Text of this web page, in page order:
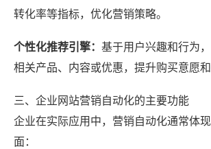
转化率等指标，优化营销策略。
个性化推荐引擎： 基于用户兴趣和行为
相关产品、内容或优惠，提升购买意愿和
三、企业网站营销自动化的主要功能
企业在实际应用中，营销自动化通常体
面：